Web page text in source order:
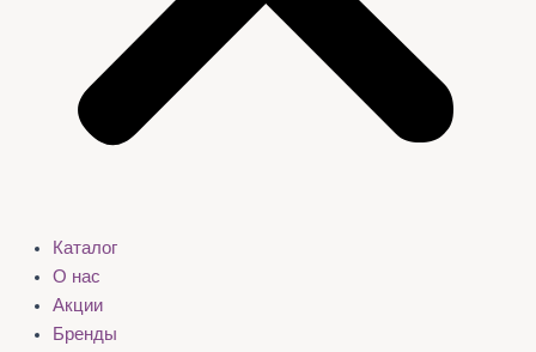
Каталог
О нас
Акции
Бренды